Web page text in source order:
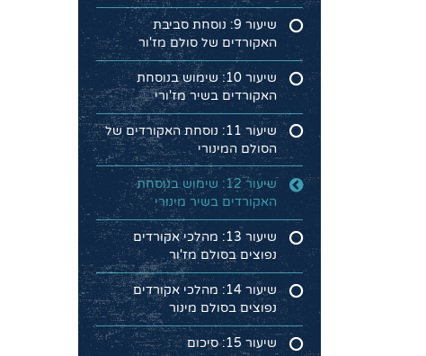
שיעור 9: נוסחת סביבת
האקורדים של סולם מז'ור
שיעור 10: שימוש בנוסחת
האקורדים בשיר מז'ורי
שיעור 11: נוסחת האקורדים של
הסולם המינורי
שיעור 12: שימוש בנוסחת
האקורדים בשיר מינורי
שיעור 13: מהלכי אקורדים
נפוצים בסולם מז'ור
שיעור 14: מהלכי אקורדים
נפוצים בסולם מינור
שיעור 15: סיכום